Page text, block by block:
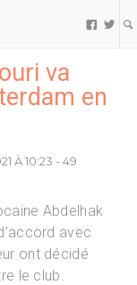
 
va
en
À 10:23 - 49
Abdelhak
avec
ont décidé
le club.